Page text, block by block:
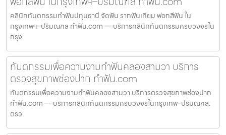
คลินิกทันตกรรมทำฟันปทุมธานี จัดฟัน รากฟันเทียม ฟอกสีฟัน ใน
กรุงเทพฯ–ปริมณฑล ทำฟัน.com — บริการคลินิกทันตกรรมครบวงจรใน
กรุง
ทันตกรรมเพื่อความงามทำฟันคลองสามวา บริการ
ตรวจสุขภาพช่องปาก ทำฟัน.com
ทันตกรรมเพื่อความงามทำฟันคลองสามวา บริการตรวจสุขภาพช่องปาก
ทำฟัน.com — บริการคลินิกทันตกรรมครบวงจรในกรุงเทพ–ปริมณฑล:
ตรว